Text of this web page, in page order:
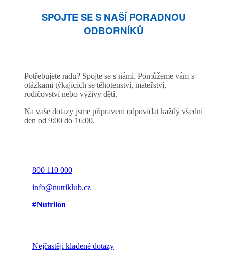
SPOJTE SE S NAŠÍ PORADNOU
ODBORNÍKŮ
Potřebujete radu? Spojte se s námi. Pomůžeme vám s
otázkami týkajících se těhotenství, mateřství,
rodičovství nebo výživy dětí.
Na vaše dotazy jsme připraveni odpovídat každý všední
den od 9:00 do 16:00.
800 110 000
info@nutriklub.cz
#Nutrilon
Nejčastěji kladené dotazy